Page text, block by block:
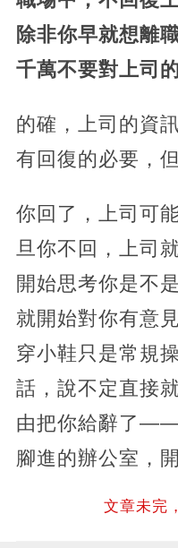
除非你早就想離
千萬不要對上司
的確，上司的資
有回復的必要，
你回了，上司可
旦你不回，上司
開始思考你是不
就開始對你有意
穿小鞋只是常規
話，說不定直接
由把你給辭了——
腳進的辦公室，開
文章未完